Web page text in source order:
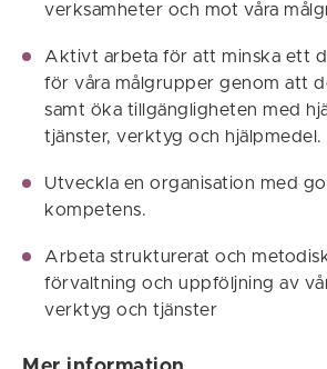
verksamheter och mot våra
Aktivt arbeta för att minska ett
för våra målgrupper genom att
samt öka tillgängligheten med
tjänster, verktyg och hjälpmedel.
Utveckla en organisation med
kompetens.
Arbeta strukturerat och
förvaltning och uppföljning av
verktyg och tjänster